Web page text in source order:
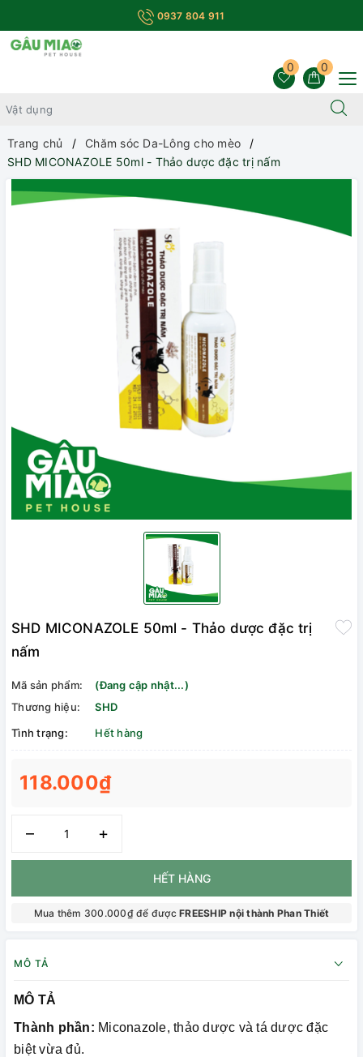
0937 804 911
0
0
Trang chủ
Chăm sóc Da-Lông cho mèo
SHD MICONAZOLE 50ml - Thảo dược đặc trị nấm
SHD MICONAZOLE 50ml - Thảo dược đặc trị
nấm
Mã sản phẩm:
(Đang cập nhật...)
Thương hiệu:
SHD
Tình trạng:
Hết hàng
118.000₫
– +
HẾT HÀNG
Mua thêm 300.000₫ để đượcFREESHIP nội thành Phan Thiết
MÔ TẢ
MÔ TẢ
Thành phần: Miconazole, thảo dược và tá dược đặc
biệt vừa đủ.